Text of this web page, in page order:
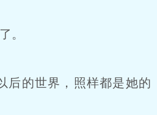
。
的世界，照样都是她的